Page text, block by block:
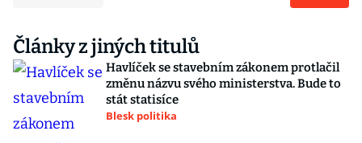
Články z jiných titulů
Havlíček se stavebním zákonem protlačil
změnu názvu svého ministerstva. Bude to
stát statisíce
Blesk politika